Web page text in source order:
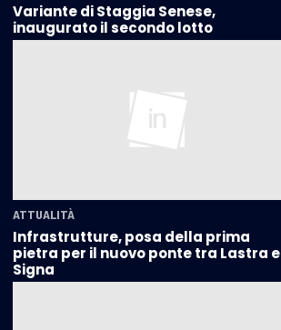
Variante di Staggia Senese,
inaugurato il secondo lotto
ATTUALITÀ
Infrastrutture, posa della prima
pietra per il nuovo ponte tra Lastra e
Signa